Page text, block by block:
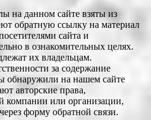
на данном сайте взяты из
обратную ссылку на материал
сайта и
в ознакомительных целях.
их владельцам.
за содержание
обнаружили на нашем сайте
авторские права,
или организации,
форму обратной связи.